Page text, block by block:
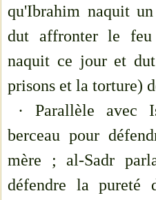
qu'Ibrahim naquit
dut affronter le
naquit ce jour et
prisons et la torture)
· Parallèle avec
berceau pour
mère ; al-Sadr
défendre la pureté